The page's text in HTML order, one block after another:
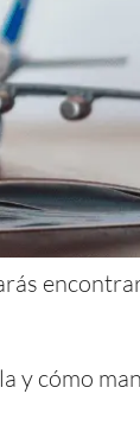
y cómo